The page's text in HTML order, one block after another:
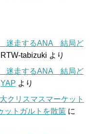
迷走するANA 結局ど
RTW-tabizuki より
迷走するANA 結局ど
YAP より
クリスマスマーケット
ットガルトを散策 に